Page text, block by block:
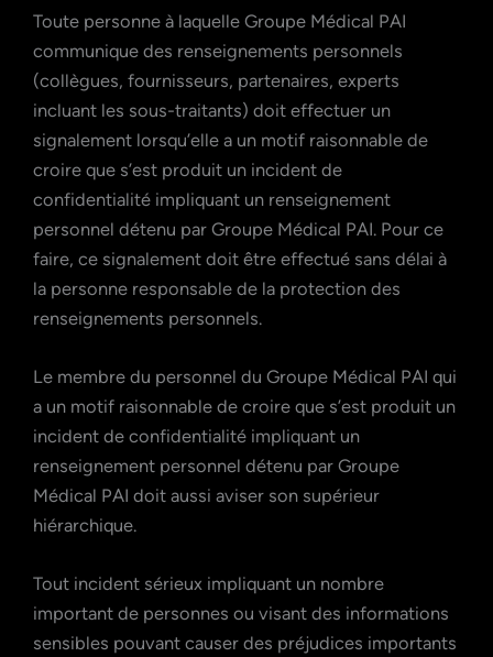
Toute personne à laquelle Groupe Médical PAI
communique des renseignements personnels
(collègues, fournisseurs, partenaires, experts
incluant les sous-traitants) doit effectuer un
signalement lorsqu’elle a un motif raisonnable de
croire que s’est produit un incident de
confidentialité impliquant un renseignement
personnel détenu par Groupe Médical PAI. Pour ce
faire, ce signalement doit être effectué sans délai à
la personne responsable de la protection des
renseignements personnels.
Le membre du personnel du Groupe Médical PAI qui
a un motif raisonnable de croire que s’est produit un
incident de confidentialité impliquant un
renseignement personnel détenu par Groupe
Médical PAI doit aussi aviser son supérieur
hiérarchique.
Tout incident sérieux impliquant un nombre
important de personnes ou visant des informations
sensibles pouvant causer des préjudices importants